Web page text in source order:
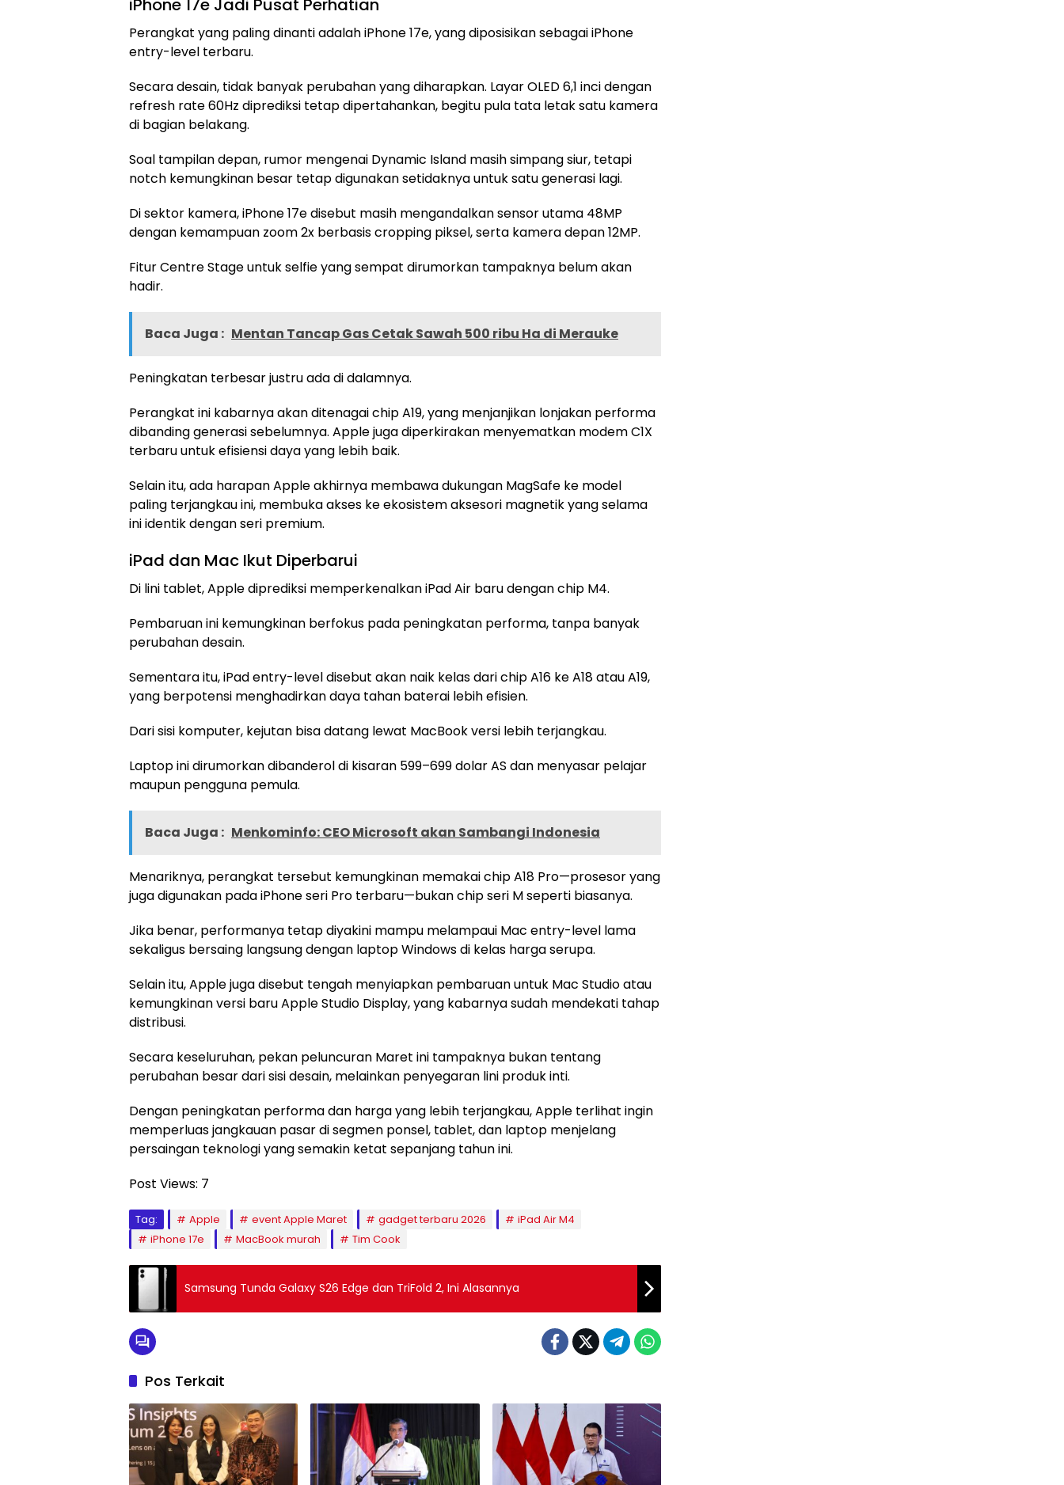
iPhone 17e Jadi Pusat Perhatian
Perangkat yang paling dinanti adalah iPhone 17e, yang diposisikan sebagai iPhone
entry-level terbaru.
Secara desain, tidak banyak perubahan yang diharapkan. Layar OLED 6,1 inci dengan
refresh rate 60Hz diprediksi tetap dipertahankan, begitu pula tata letak satu kamera
di bagian belakang.
Soal tampilan depan, rumor mengenai Dynamic Island masih simpang siur, tetapi
notch kemungkinan besar tetap digunakan setidaknya untuk satu generasi lagi.
Di sektor kamera, iPhone 17e disebut masih mengandalkan sensor utama 48MP
dengan kemampuan zoom 2x berbasis cropping piksel, serta kamera depan 12MP.
Fitur Centre Stage untuk selfie yang sempat dirumorkan tampaknya belum akan
hadir.
Baca Juga : Mentan Tancap Gas Cetak Sawah 500 ribu Ha di Merauke
Peningkatan terbesar justru ada di dalamnya.
Perangkat ini kabarnya akan ditenagai chip A19, yang menjanjikan lonjakan performa
dibanding generasi sebelumnya. Apple juga diperkirakan menyematkan modem C1X
terbaru untuk efisiensi daya yang lebih baik.
Selain itu, ada harapan Apple akhirnya membawa dukungan MagSafe ke model
paling terjangkau ini, membuka akses ke ekosistem aksesori magnetik yang selama
ini identik dengan seri premium.
iPad dan Mac Ikut Diperbarui
Di lini tablet, Apple diprediksi memperkenalkan iPad Air baru dengan chip M4.
Pembaruan ini kemungkinan berfokus pada peningkatan performa, tanpa banyak
perubahan desain.
Sementara itu, iPad entry-level disebut akan naik kelas dari chip A16 ke A18 atau A19,
yang berpotensi menghadirkan daya tahan baterai lebih efisien.
Dari sisi komputer, kejutan bisa datang lewat MacBook versi lebih terjangkau.
Laptop ini dirumorkan dibanderol di kisaran 599–699 dolar AS dan menyasar pelajar
maupun pengguna pemula.
Baca Juga : Menkominfo: CEO Microsoft akan Sambangi Indonesia
Menariknya, perangkat tersebut kemungkinan memakai chip A18 Pro—prosesor yang
juga digunakan pada iPhone seri Pro terbaru—bukan chip seri M seperti biasanya.
Jika benar, performanya tetap diyakini mampu melampaui Mac entry-level lama
sekaligus bersaing langsung dengan laptop Windows di kelas harga serupa.
Selain itu, Apple juga disebut tengah menyiapkan pembaruan untuk Mac Studio atau
kemungkinan versi baru Apple Studio Display, yang kabarnya sudah mendekati tahap
distribusi.
Secara keseluruhan, pekan peluncuran Maret ini tampaknya bukan tentang
perubahan besar dari sisi desain, melainkan penyegaran lini produk inti.
Dengan peningkatan performa dan harga yang lebih terjangkau, Apple terlihat ingin
memperluas jangkauan pasar di segmen ponsel, tablet, dan laptop menjelang
persaingan teknologi yang semakin ketat sepanjang tahun ini.
Post Views: 7
Tag: Apple event Apple Maret gadget terbaru 2026
iPad Air M4
iPhone 17e
MacBook murah Tim Cook
Samsung Tunda Galaxy S26 Edge dan TriFold 2, Ini Alasannya
Pos Terkait